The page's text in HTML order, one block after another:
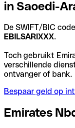
in Saoedi-
De SWIFT/BIC
EBILSARIXXX.
Toch gebruikt
verschillende
ontvanger of bank.
Bespaar geld op
Emirates